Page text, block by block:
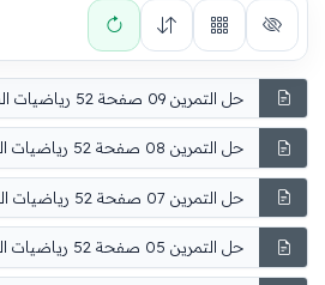
حل التمرين 09 صفحة 52 رياضيات السنة الأولى متوسط
حل التمرين 08 صفحة 52 رياضيات السنة الأولى متوسط
حل التمرين 07 صفحة 52 رياضيات السنة الأولى متوسط
حل التمرين 05 صفحة 52 رياضيات السنة الأولى متوسط